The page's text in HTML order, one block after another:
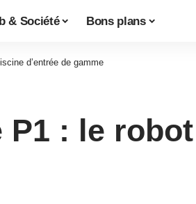
& Société Bons plans
d’entrée de gamme
: le